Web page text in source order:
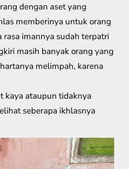
dengan aset yang
memberinya untuk orang
imannya sudah terpatri
masih banyak orang yang
melimpah, karena
kaya ataupun tidaknya
seberapa ikhlasnya